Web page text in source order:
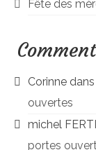
Fête des
Corinne dans
ouvertes
michel
portes